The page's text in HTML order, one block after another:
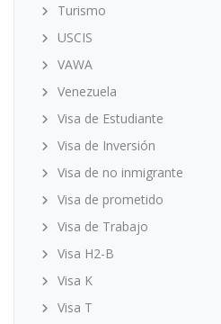
Turismo
USCIS
VAWA
Venezuela
Visa de Estudiante
Visa de Inversión
Visa de no inmigrante
Visa de prometido
Visa de Trabajo
Visa H2-B
Visa K
Visa T